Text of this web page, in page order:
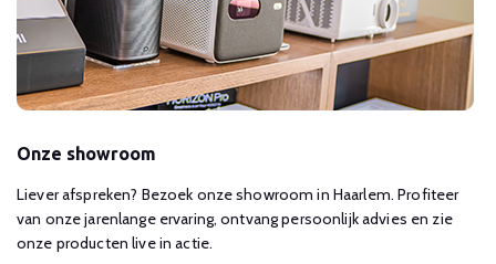
Onze showroom
Liever afspreken? Bezoek onze showroom in Haarlem. Profiteer
van onze jarenlange ervaring, ontvang persoonlijk advies en zie
onze producten live in actie.